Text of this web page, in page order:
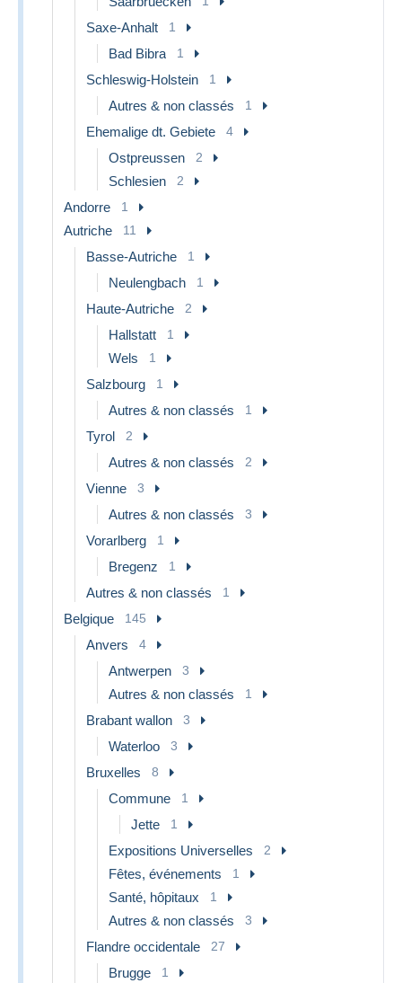
Saxe-Anhalt 1
Bad Bibra 1
Schleswig-Holstein 1
Autres & non classés 1
Ehemalige dt. Gebiete 4
Ostpreussen 2
Schlesien 2
Andorre 1
Autriche 11
Basse-Autriche 1
Neulengbach 1
Haute-Autriche 2
Hallstatt 1
Wels 1
Salzbourg 1
Autres & non classés 1
Tyrol 2
Autres & non classés 2
Vienne 3
Autres & non classés 3
Vorarlberg 1
Bregenz 1
Autres & non classés 1
Belgique 145
Anvers 4
Antwerpen 3
Autres & non classés 1
Brabant wallon 3
Waterloo 3
Bruxelles 8
Commune 1
Jette 1
Expositions Universelles 2
Fêtes, événements 1
Santé, hôpitaux 1
Autres & non classés 3
Flandre occidentale 27
Brugge 1